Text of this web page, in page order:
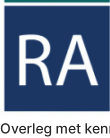
Overleg met